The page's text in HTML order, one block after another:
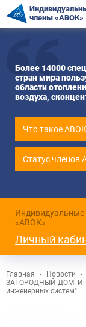
члены «АВОК»
Более 14000
стран мира
области
воздуха,
Что такое АВОК
Статус членов
Индивидуальные
«АВОК»
Личный
Главная Новости
ЗАГОРОДНЫЙ ДОМ.
инженерных систем"